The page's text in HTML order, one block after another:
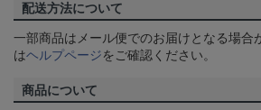
配送方法について
一部商品はメール便でのお届けとなる場合
はヘルプページをご確認ください。
商品について